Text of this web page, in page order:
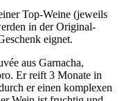
Top-Weine (jeweils
in der Original-
eignet.
aus Garnacha,
Er reift 3 Monate in
er einen komplexen